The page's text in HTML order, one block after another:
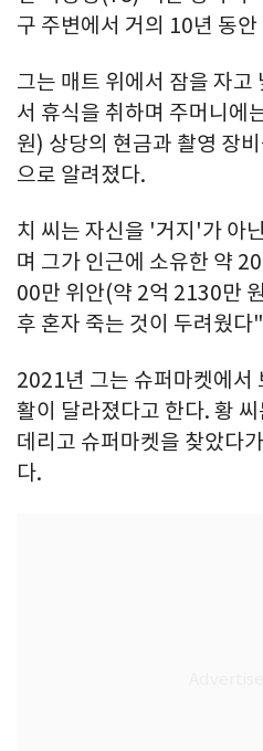
구 주변에서 거의 10년 동
그는 매트 위에서 잠을 자고
서 휴식을 취하며 주머니에
원) 상당의 현금과 촬영 장
으로 알려졌다.
치 씨는 자신을 '거지'가 아
며 그가 인근에 소유한 약
00만 위안(약 2억 2130만
후 혼자 죽는 것이 두려웠다
2021년 그는 슈퍼마켓에서
활이 달라졌다고 한다. 황
데리고 슈퍼마켓을 찾았다
다.